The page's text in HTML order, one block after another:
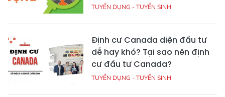
TUYỂN DỤNG - TUYỂN SINH
Định cư Canada diện đầu tư
dễ hay khó? Tại sao nên định
cư đầu tư Canada?
TUYỂN DỤNG - TUYỂN SINH